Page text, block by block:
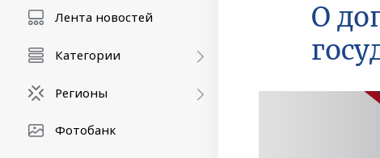
Лента новостей
Категории
Регионы
Фотобанк
О